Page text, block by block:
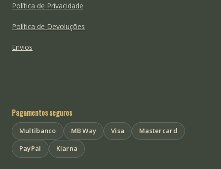
Política de Privacidade
Política de Devoluções
Envios
Pagamentos seguros
Multibanco MB Way Visa
Mastercard
PayPal
Klarna